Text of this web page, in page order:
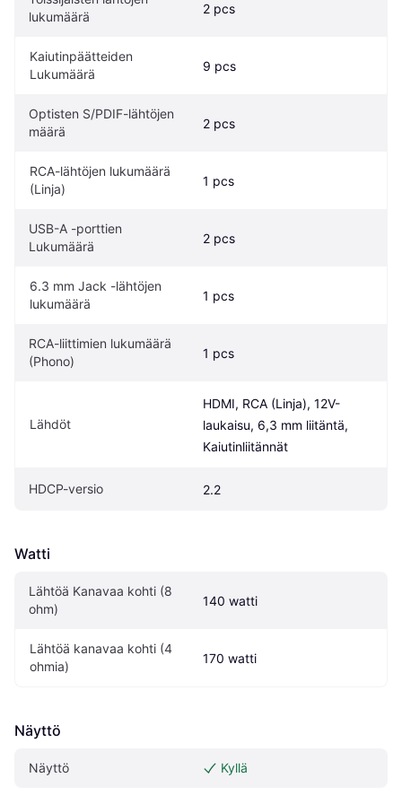
lukumäärä
2 pcs
Kaiutinpäätteiden
Lukumäärä
9 pcs
Optisten S/PDIF-lähtöjen
määrä
2 pcs
RCA-lähtöjen lukumäärä
(Linja)
1 pcs
USB-A -porttien
Lukumäärä
2 pcs
6.3 mm Jack -lähtöjen
lukumäärä
1 pcs
RCA-liittimien lukumäärä
(Phono)
1 pcs
Lähdöt
HDMI, RCA (Linja), 12V-
laukaisu, 6,3 mm liitäntä,
Kaiutinliitännät
HDCP-versio 2.2
Watti
Lähtöä Kanavaa kohti (8
ohm)
140 watti
Lähtöä kanavaa kohti (4
ohmia)
170 watti
Näyttö
Näyttö Kyllä